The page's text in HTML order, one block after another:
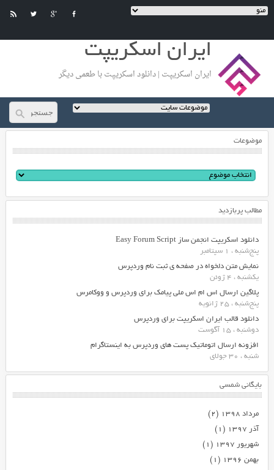
ایران اسکریپت
ایران اسکریپت | دانلود اسکریپت با طعمی دیگر
موضوعات
مطالب پربازدید
دانلود اسکریپت انجمن ساز Easy Forum Script
پنج‌شنبه ، 1 سپتامبر
نمایش متن دلخواه در صفحه ی ثبت نام وردپرس
یکشنبه ، 4 ژوئن
پلاگین ارسال اس ام اس ملی پیامک برای وردپرس و ووکامرس
پنج‌شنبه ، 25 ژانویه
دانلود قالب ایران اسکریپت برای وردپرس
دوشنبه ، 15 آگوست
افزونه ارسال اتوماتیک پست های وردپرس به اینستاگرام
شنبه ، 30 جولای
بایگانی شمسی
مرداد ۱۳۹۸
(۲)
آذر ۱۳۹۷
(۱)
شهریور ۱۳۹۷
(۱)
بهمن ۱۳۹۶
(۱)